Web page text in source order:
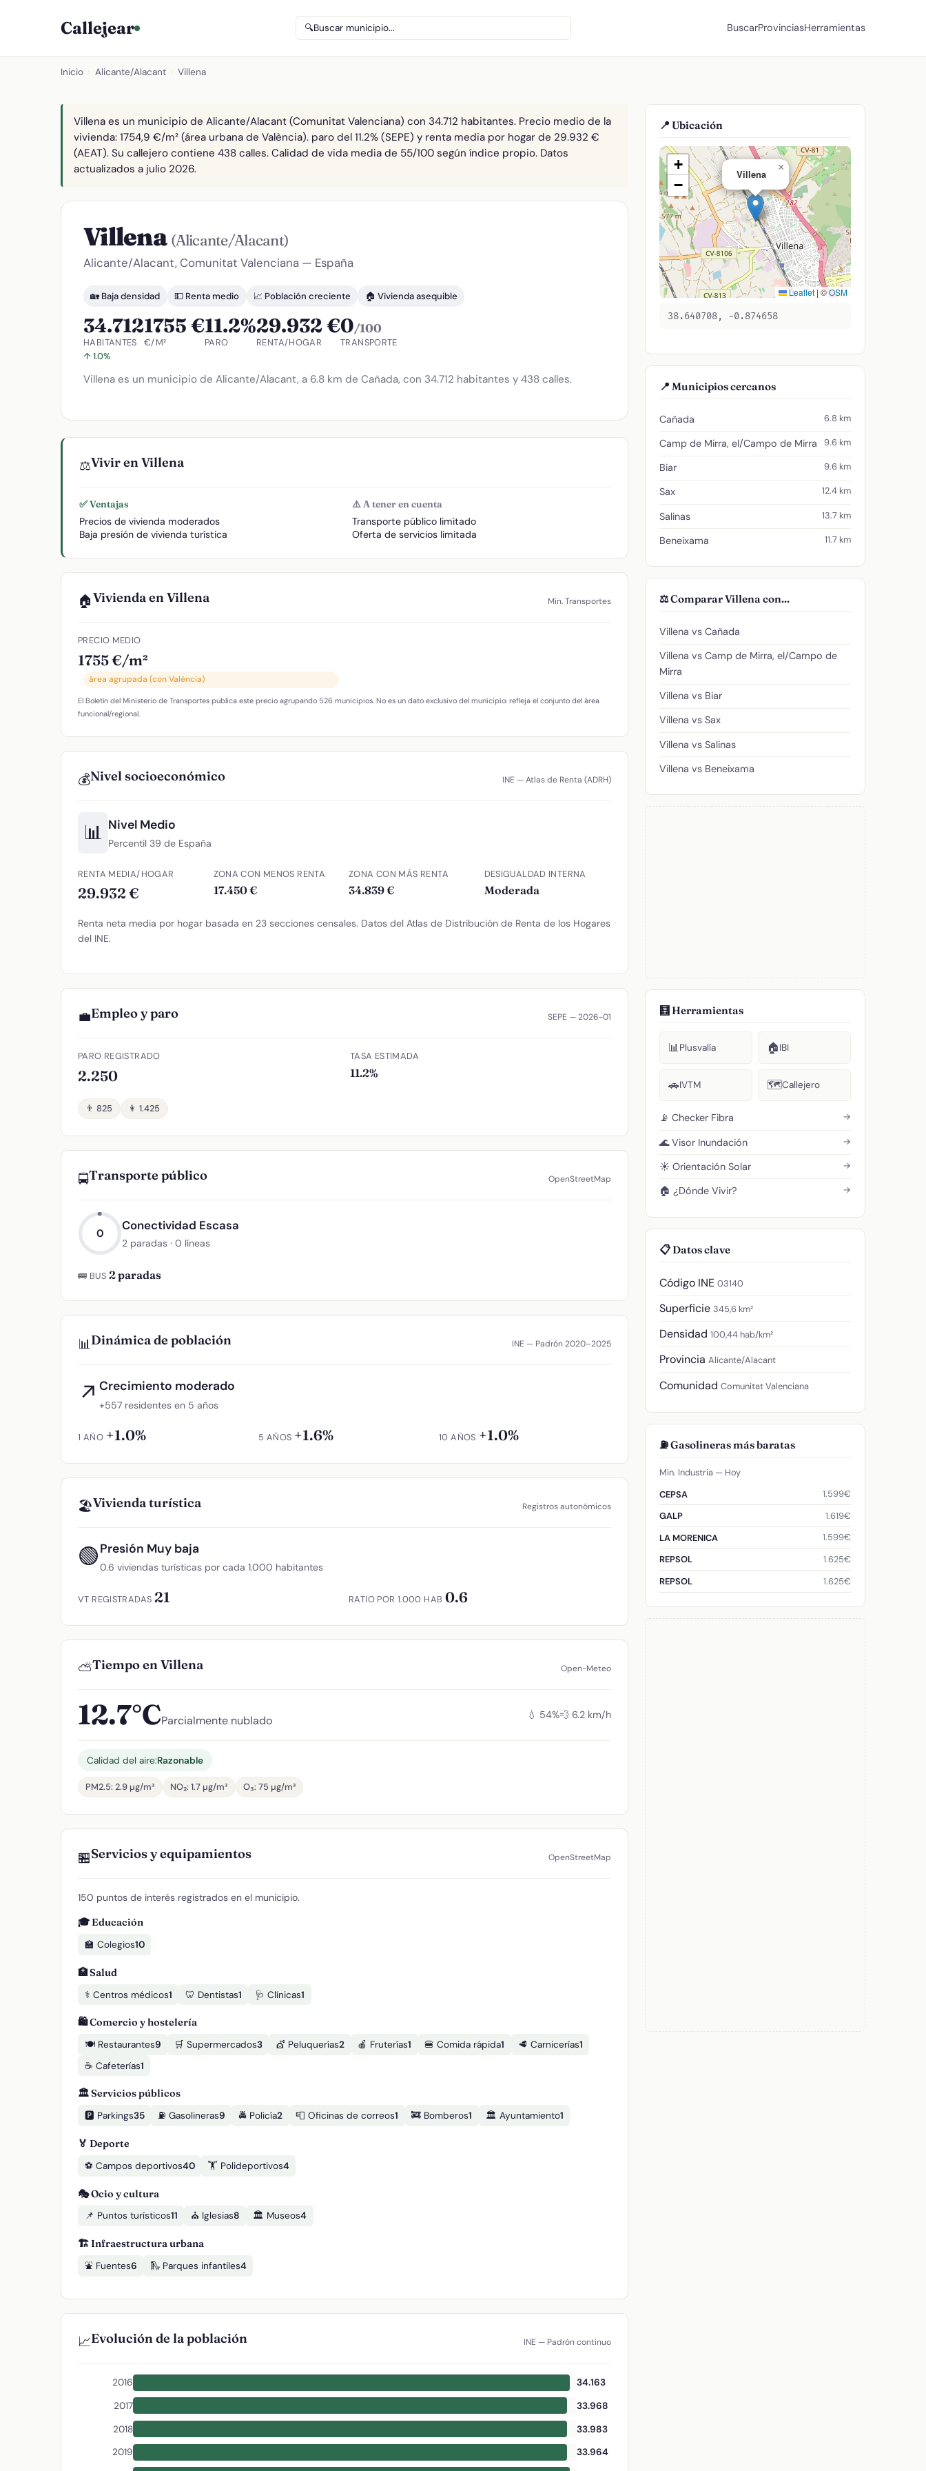
Callejear 🔍Buscar municipio... BuscarProvinciasHerramientas
Inicio Alicante/Alacant Villena
Villena es un municipio de Alicante/Alacant (Comunitat Valenciana) con 34.712 habitantes. Precio medio de la
vivienda: 1754,9 €/m² (área urbana de València). paro del 11.2% (SEPE) y renta media por hogar de 29.932 €
(AEAT). Su callejero contiene 438 calles. Calidad de vida media de 55/100 según índice propio. Datos
actualizados a julio 2026.
Villena (Alicante/Alacant)
Alicante/Alacant, Comunitat Valenciana — España
🏡 Baja densidad 💵 Renta medio 📈 Población creciente 🏠 Vivienda asequible
34.712
HABITANTES
↑ 1.0%
1755 €
€/M²
11.2%
PARO
29.932 €
RENTA/HOGAR
0/100
TRANSPORTE
Villena es un municipio de Alicante/Alacant, a 6.8 km de Cañada, con 34.712 habitantes y 438 calles.
⚖️Vivir en Villena
✅ Ventajas
Precios de vivienda moderados
Baja presión de vivienda turística
⚠️ A tener en cuenta
Transporte público limitado
Oferta de servicios limitada
🏠Vivienda en Villena Min. Transportes
PRECIO MEDIO
1755 €/m²
área agrupada (con València)
El Boletín del Ministerio de Transportes publica este precio agrupando 526 municipios. No es un dato exclusivo del municipio: refleja el conjunto del área
funcional/regional.
💰Nivel socioeconómico INE — Atlas de Renta (ADRH)
📊 Nivel Medio
Percentil 39 de España
RENTA MEDIA/HOGAR
29.932 €
ZONA CON MENOS RENTA
17.450 €
ZONA CON MÁS RENTA
34.839 €
DESIGUALDAD INTERNA
Moderada
Renta neta media por hogar basada en 23 secciones censales. Datos del Atlas de Distribución de Renta de los Hogares
del INE.
💼Empleo y paro SEPE — 2026-01
PARO REGISTRADO
2.250
TASA ESTIMADA
11.2%
👨 825 👩 1.425
🚍Transporte público OpenStreetMap
0
Conectividad Escasa
2 paradas · 0 líneas
🚌 BUS 2 paradas
📊Dinámica de población INE — Padrón 2020–2025
↗ Crecimiento moderado
+557 residentes en 5 años
1 AÑO +1.0% 5 AÑOS +1.6% 10 AÑOS +1.0%
🏖️Vivienda turística Registros autonómicos
🟢Presión Muy baja
0.6 viviendas turísticas por cada 1.000 habitantes
VT REGISTRADAS 21 RATIO POR 1.000 HAB 0.6
⛅Tiempo en Villena Open-Meteo
12.7°CParcialmente nublado 💧 54%💨 6.2 km/h
Calidad del aire:Razonable
PM2.5: 2.9 µg/m³ NO₂: 1.7 µg/m³ O₃: 75 µg/m³
🏪Servicios y equipamientos OpenStreetMap
150 puntos de interés registrados en el municipio.
🎓 Educación
🏫 Colegios10
🏥 Salud
⚕️ Centros médicos1 🦷 Dentistas1 🩺 Clínicas1
🛍️ Comercio y hostelería
🍽️ Restaurantes9 🛒 Supermercados3 💇 Peluquerías2 🍎 Fruterías1 🍔 Comida rápida1 🥩 Carnicerías1
☕ Cafeterías1
🏛️ Servicios públicos
🅿️ Parkings35 ⛽ Gasolineras9 🚔 Policía2 📮 Oficinas de correos1 🚒 Bomberos1 🏛️ Ayuntamiento1
🏅 Deporte
⚽ Campos deportivos40 🏋️ Polideportivos4
🎭 Ocio y cultura
📌 Puntos turísticos11 ⛪ Iglesias8 🏛️ Museos4
🏗️ Infraestructura urbana
⛲ Fuentes6 🛝 Parques infantiles4
📈Evolución de la población INE — Padrón continuo
2016
34.163
2017
33.968
2018
33.983
2019
33.964
📍 Ubicación
Villena
×
+
−
Leaflet |©OSM
38.640708, -0.874658
📍 Municipios cercanos
Cañada 6.8 km
Camp de Mirra, el/Campo de Mirra 9.6 km
Biar 9.6 km
Sax 12.4 km
Salinas 13.7 km
Beneixama 11.7 km
⚖️ Comparar Villena con...
Villena vs Cañada
Villena vs Camp de Mirra, el/Campo de
Mirra
Villena vs Biar
Villena vs Sax
Villena vs Salinas
Villena vs Beneixama
🧮 Herramientas
📊Plusvalía 🏠IBI
🚗IVTM 🗺️Callejero
📡 Checker Fibra →
🌊 Visor Inundación →
☀️ Orientación Solar →
🏠 ¿Dónde Vivir? →
📋 Datos clave
Código INE 03140
Superficie 345,6 km²
Densidad 100,44 hab/km²
Provincia Alicante/Alacant
Comunidad Comunitat Valenciana
⛽ Gasolineras más baratas
Min. Industria — Hoy
CEPSA
1.599€
GALP
1.619€
LA MORENICA
1.599€
REPSOL
1.625€
REPSOL
1.625€